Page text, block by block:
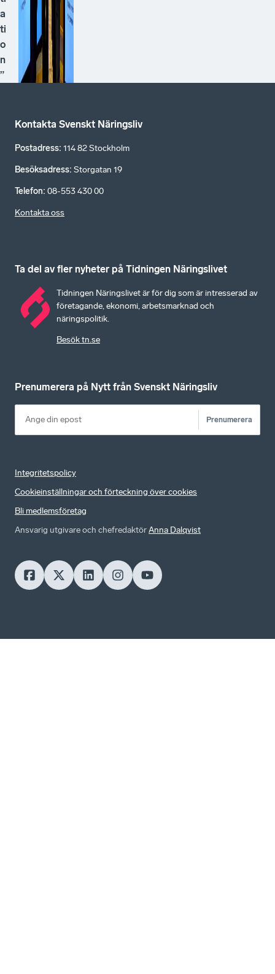
a
ti
o
n
”
Kontakta Svenskt Näringsliv
Postadress: 114 82 Stockholm
Besöksadress: Storgatan 19
Telefon: 08-553 430 00
Kontakta oss
Ta del av fler nyheter på Tidningen Näringslivet
Tidningen Näringslivet är för dig som är intresserad av
företagande, ekonomi, arbetsmarknad och
näringspolitik.
Besök tn.se
Prenumerera på Nytt från Svenskt Näringsliv
Prenumerera
Integritetspolicy
Cookieinställningar och förteckning över cookies
Bli medlemsföretag
Ansvarig utgivare och chefredaktörAnna Dalqvist